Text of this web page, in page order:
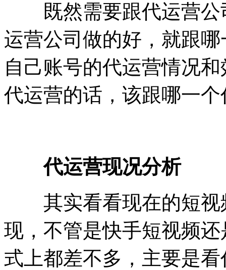
既然需要跟代运营公
运营公司做的好，就跟
自己账号的代运营情况
代运营的话，该跟哪一
代运营现况分析
其实看看现在的短视
现，不管是快手短视频
式上都差不多，主要是